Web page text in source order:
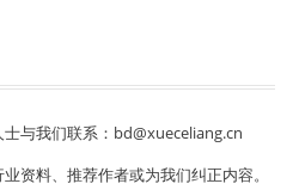
与我们联系：bd@xueceliang.cn
资料、推荐作者或为我们纠正内容。